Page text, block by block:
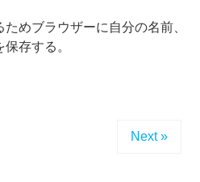
めブラウザーに自分の名前、
存する。
Next »